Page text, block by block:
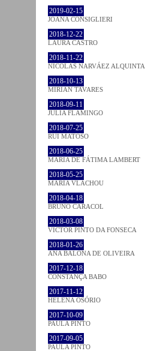
2019-02-15
JOANA CONSIGLIERI
2018-12-22
LAURA CASTRO
2018-11-22
NICOLÁS NARVÁEZ ALQUINTA
2018-10-13
MIRIAN TAVARES
2018-09-11
JULIA FLAMINGO
2018-07-25
RUI MATOSO
2018-06-25
MARIA DE FÁTIMA LAMBERT
2018-05-25
MARIA VLACHOU
2018-04-18
BRUNO CARACOL
2018-03-08
VICTOR PINTO DA FONSECA
2018-01-26
ANA BALONA DE OLIVEIRA
2017-12-18
CONSTANÇA BABO
2017-11-12
HELENA OSÓRIO
2017-10-09
PAULA PINTO
2017-09-05
PAULA PINTO